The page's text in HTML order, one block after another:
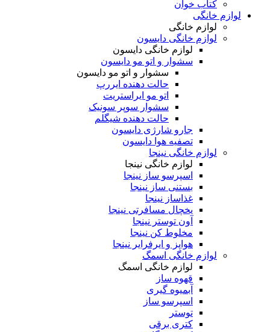
کتاب خوان
لوازم خانگی
لوازم خانگی
لوازم خانگی دایسون
لوازم خانگی دایسون
سشوار و اتو مو دایسون
سشوار و اتو مو دایسون
حالت دهنده ایررپ
اتو مو ایراستریت
سشوار سوپر سونیک
حالت دهنده شیگلم
جارو شارژی دایسون
تصفیه هوا دایسون
لوازم خانگی نینجا
لوازم خانگی نینجا
اسپرسو ساز نینجا
بستنی ساز نینجا
غذاساز نینجا
یخچال مسافرتی نینجا
آون توستر نینجا
مخلوط کن نینجا
هواپز و ایرفرایر نینجا
لوازم خانگی اسمگ
لوازم خانگی اسمگ
قهوه ساز
آبمیوه گیری
اسپرسو ساز
توستر
کتری برقی